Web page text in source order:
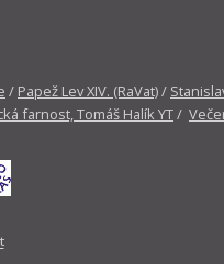
/ Papež Lev XIV. (RaVat)/
farnost, Tomáš Halík YT/